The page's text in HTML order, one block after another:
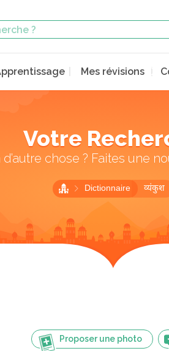
Mes révisions
Votre
d’autre chose ? Faites une
Dictionnaire व्यंकुश
Proposer une photo